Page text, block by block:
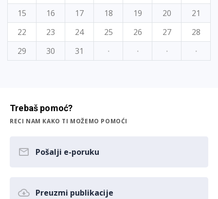
15
16 17 18 19 20
21
22
23 24 25 26 27
28
29
30 31 · · · ·
Trebaš pomoć?
RECI NAM KAKO TI MOŽEMO POMOĆI
Pošalji e-poruku
Preuzmi publikacije